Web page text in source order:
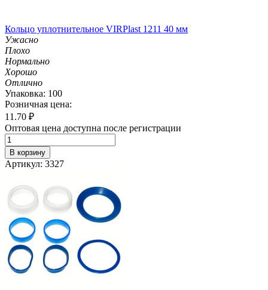
Кольцо уплотнительное VIRPlast 1211 40 мм
Ужасно
Плохо
Нормально
Хорошо
Отлично
Упаковка: 100
Розничная цена:
11.70 ₽
Оптовая цена доступна после регистрации
В корзину
Артикул: 3327